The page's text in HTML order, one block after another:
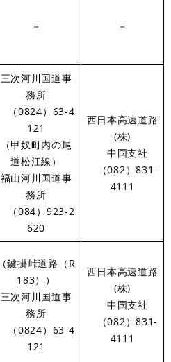
－ －
三次河川国道事
務所
（0824）63-4
121
（甲奴町内の尾
道松江線）
福山河川国道事
務所
（084）923-2
620
西日本高速道路
(株)
中国支社
（082）831-
4111
（鍵掛峠道路（R
183））
三次河川国道事
務所
（0824）63-4
121
西日本高速道路
(株)
中国支社
（082）831-
4111